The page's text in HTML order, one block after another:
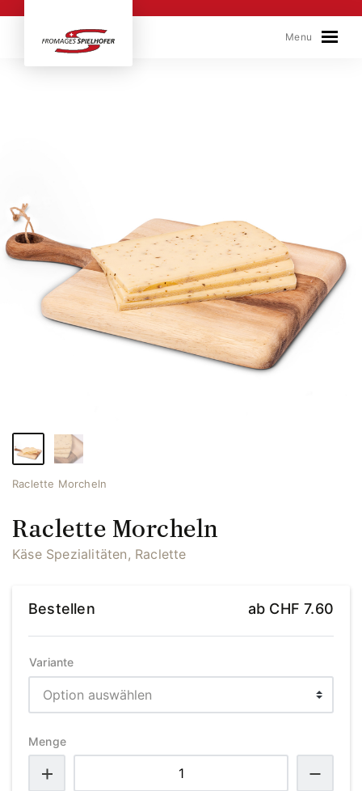
Menu
Raclette Morcheln
Raclette Morcheln
Käse Spezialitäten, Raclette
Bestellen ab CHF 7.60
Variante
Menge